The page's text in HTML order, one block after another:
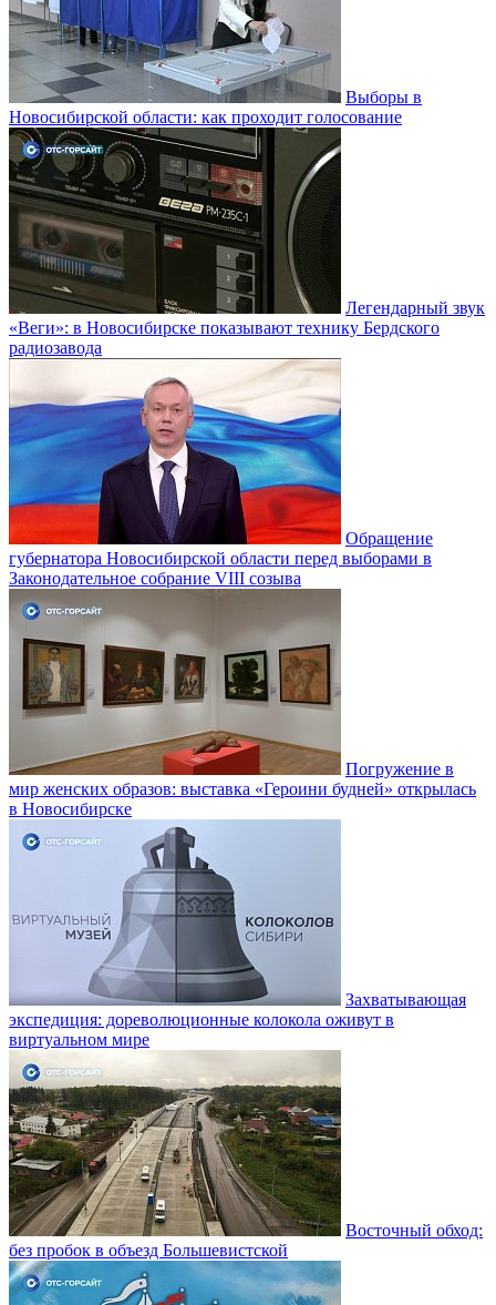
Выборы в
Новосибирской области: как проходит голосование
Легендарный звук
«Веги»: в Новосибирске показывают технику Бердского
радиозавода
Обращение
губернатора Новосибирской области перед выборами в
Законодательное собрание VIII созыва
Погружение в
мир женских образов: выставка «Героини будней» открылась
в Новосибирске
Захватывающая
экспедиция: дореволюционные колокола оживут в
виртуальном мире
Восточный обход:
без пробок в объезд Большевистской